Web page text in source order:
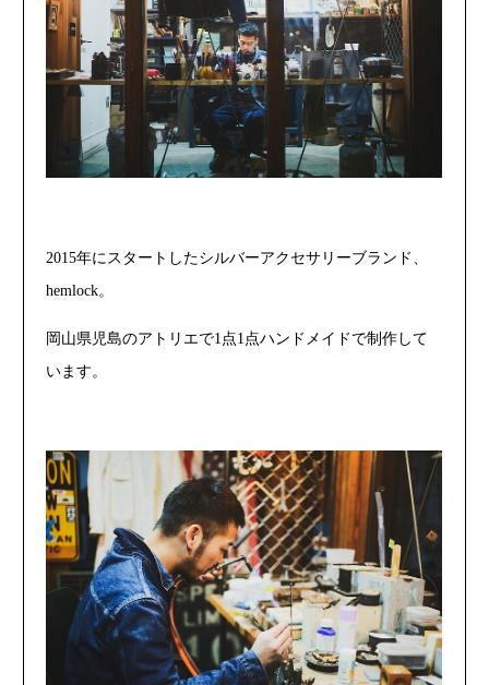
2015年にスタートしたシルバーアクセサリーブランド、
hemlock。
岡山県児島のアトリエで1点1点ハンドメイドで制作して
います。